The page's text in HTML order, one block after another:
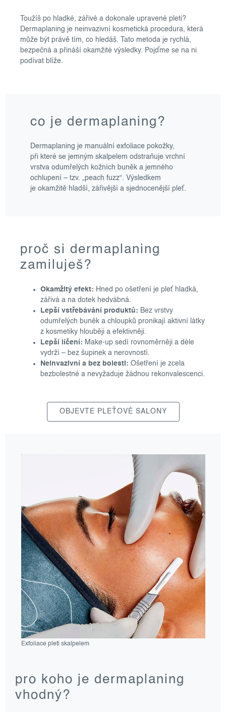
Toužíš po hladké, zářivé a dokonale upravené pleti?
Dermaplaning je neinvazivní kosmetická procedura, která
může být právě tím, co hledáš. Tato metoda je rychlá,
bezpečná a přináší okamžité výsledky. Pojďme se na ni
podívat blíže.
co je dermaplaning?
Dermaplaning je manuální exfoliace pokožky,
při které se jemným skalpelem odstraňuje vrchní
vrstva odumřelých kožních buněk a jemného
ochlupení – tzv. „peach fuzz“. Výsledkem
je okamžitě hladší, zářivější a sjednocenější pleť.
proč si dermaplaning
zamiluješ?
Okamžitý efekt: Hned po ošetření je pleť hladká,
zářivá a na dotek hedvábná.
Lepší vstřebávání produktů: Bez vrstvy
odumřelých buněk a chloupků pronikají aktivní látky
z kosmetiky hlouběji a efektivněji.
Lepší líčení: Make-up sedí rovnoměrněji a déle
vydrží – bez šupinek a nerovností.
Neinvazivní a bez bolesti: Ošetření je zcela
bezbolestné a nevyžaduje žádnou rekonvalescenci.
OBJEVTE PLEŤOVÉ SALONY
Exfoliace pleti skalpelem
pro koho je dermaplaning
vhodný?